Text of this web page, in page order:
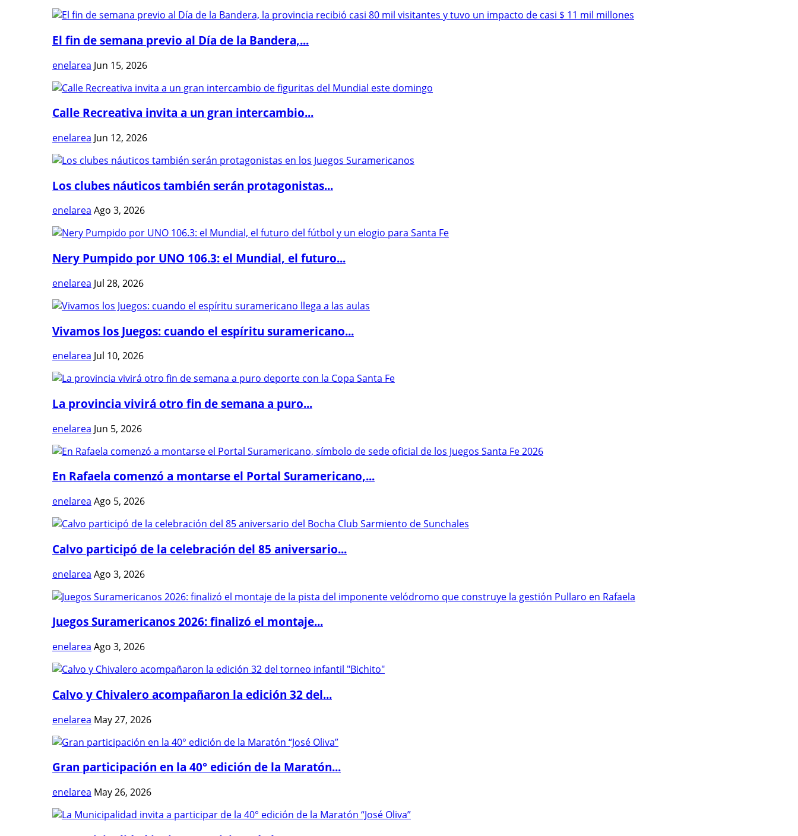
El fin de semana previo al Día de la Bandera,...
enelarea Jun 15, 2026
Calle Recreativa invita a un gran intercambio...
enelarea Jun 12, 2026
Los clubes náuticos también serán protagonistas...
enelarea Ago 3, 2026
Nery Pumpido por UNO 106.3: el Mundial, el futuro...
enelarea Jul 28, 2026
Vivamos los Juegos: cuando el espíritu suramericano...
enelarea Jul 10, 2026
La provincia vivirá otro fin de semana a puro...
enelarea Jun 5, 2026
En Rafaela comenzó a montarse el Portal Suramericano,...
enelarea Ago 5, 2026
Calvo participó de la celebración del 85 aniversario...
enelarea Ago 3, 2026
Juegos Suramericanos 2026: finalizó el montaje...
enelarea Ago 3, 2026
Calvo y Chivalero acompañaron la edición 32 del...
enelarea May 27, 2026
Gran participación en la 40° edición de la Maratón...
enelarea May 26, 2026